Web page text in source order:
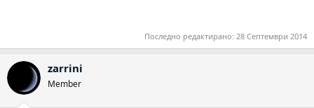
Последно редактирано: 28 Септември 2014
zarrini
Member